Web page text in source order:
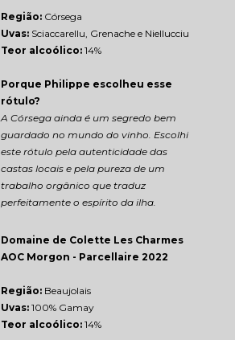
Domaine de Colette Les Charmes
AOC Morgon - Parcellaire 2022
Região: Beaujolais
Uvas: 100% Gamay
Teor alcoólico: 14%
Região: Córsega
Uvas: Sciaccarellu, Grenache e Niellucciu
Teor alcoólico: 14%
Porque Philippe escolheu esse
rótulo?
A Córsega ainda é um segredo bem
guardado no mundo do vinho. Escolhi
este rótulo pela autenticidade das
castas locais e pela pureza de um
trabalho orgânico que traduz
perfeitamente o espírito da ilha.